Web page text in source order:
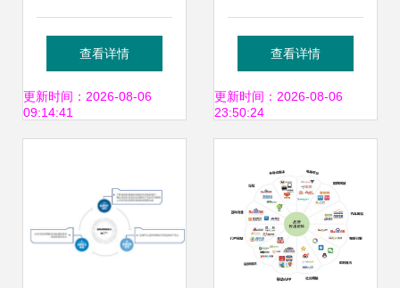
之82组核心知识模
块解析
查看详情
更新时间：2026-08-06
09:14:41
辆，捍卫中国商用
车第一品牌
查看详情
更新时间：2026-08-06
23:50:24